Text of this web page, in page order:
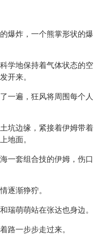
爆炸，一个熊掌形状的爆
学地保持着气体状态的空
开来。
一遍，狂风将周围每个人
坑边缘，紧接着伊姆带着
地面。
一套组合技的伊姆，伤口
逐渐狰狞。
瑞萌萌站在张达也身边。
路一步步走过来。